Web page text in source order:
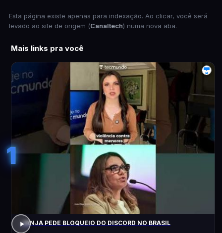
Esta página existe apenas para indexação. Ao clicar, você será
levado ao site de origem (Canaltech) numa nova aba.
Mais links pra você
1
JANJA PEDE BLOQUEIO DO DISCORD NO BRASIL